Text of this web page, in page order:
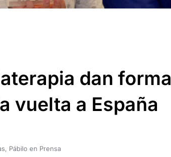
dan forma
vuelta a España
, Pábilo en Prensa